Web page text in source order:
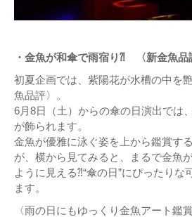
・金魚が和傘で雨宿り⁈ 〈新金魚品
初夏企画では、紫陽花が水槽の中を
魚品評〉。
6月8日（土）からの傘の日演出では
が飾られます。
金魚が優雅に泳ぐ姿を上から鑑賞す
が、横から見てみると、まるで金魚
ように見える⁈“傘の日”にぴったりな
ます。
〈雨の日にもゆっくり金魚アート鑑賞